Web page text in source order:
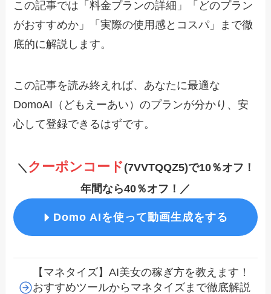
この記事では「料金プランの詳細」「どのプラン
がおすすめか」「実際の使用感とコスパ」まで徹
底的に解説します。
この記事を読み終えれば、あなたに最適な
DomoAI（どもえーあい）のプランが分かり、安
心して登録できるはずです。
＼ クーポンコード (7VVTQQZ5)で10％オフ！
年間なら40％オフ！／
Domo AIを使って動画生成をする
【マネタイズ】AI美女の稼ぎ方を教えます！
おすすめツールからマネタイズまで徹底解説